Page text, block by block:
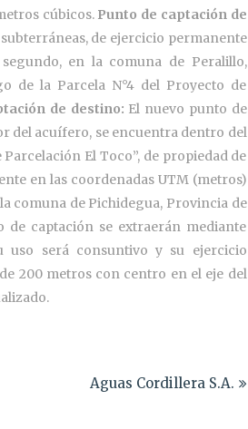
cúbicos. Punto de captación de
de ejercicio permanente
en la comuna de Peralillo,
de la Parcela N°4 del Proyecto de
de destino: El nuevo punto de
del acuífero, se encuentra dentro del
El Toco”, de propiedad de
en las coordenadas UTM (metros)
la comuna de Pichidegua, Provincia de
de captación se extraerán mediante
uso será consuntivo y su ejercicio
200 metros con centro en el eje del
Aguas Cordillera S.A.